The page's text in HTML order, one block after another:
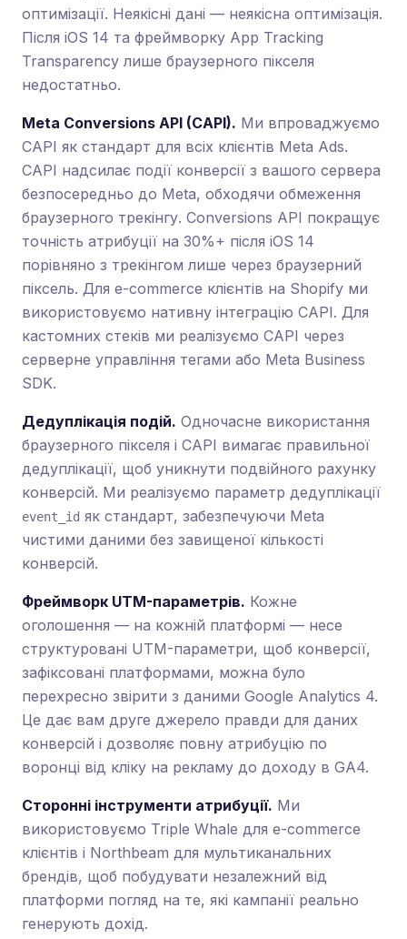
оптимізації. Неякісні дані — неякісна оптимізація.
Після iOS 14 та фреймворку App Tracking
Transparency лише браузерного пікселя
недостатньо.
Meta Conversions API (CAPI). Ми впроваджуємо
CAPI як стандарт для всіх клієнтів Meta Ads.
CAPI надсилає події конверсії з вашого сервера
безпосередньо до Meta, обходячи обмеження
браузерного трекінгу. Conversions API покращує
точність атрибуції на 30%+ після iOS 14
порівняно з трекінгом лише через браузерний
піксель. Для e-commerce клієнтів на Shopify ми
використовуємо нативну інтеграцію CAPI. Для
кастомних стеків ми реалізуємо CAPI через
серверне управління тегами або Meta Business
SDK.
Дедуплікація подій. Одночасне використання
браузерного пікселя і CAPI вимагає правильної
дедуплікації, щоб уникнути подвійного рахунку
конверсій. Ми реалізуємо параметр дедуплікації
event_id як стандарт, забезпечуючи Meta
чистими даними без завищеної кількості
конверсій.
Фреймворк UTM-параметрів. Кожне
оголошення — на кожній платформі — несе
структуровані UTM-параметри, щоб конверсії,
зафіксовані платформами, можна було
перехресно звірити з даними Google Analytics 4.
Це дає вам друге джерело правди для даних
конверсій і дозволяє повну атрибуцію по
воронці від кліку на рекламу до доходу в GA4.
Сторонні інструменти атрибуції. Ми
використовуємо Triple Whale для e-commerce
клієнтів і Northbeam для мультиканальних
брендів, щоб побудувати незалежний від
платформи погляд на те, які кампанії реально
генерують дохід.